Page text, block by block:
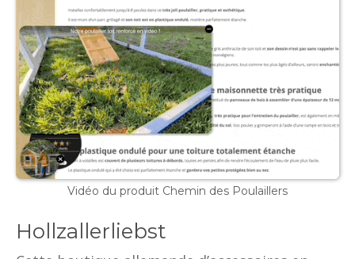
Vidéo du produit Chemin des Poulaillers
Hollzallerliebst